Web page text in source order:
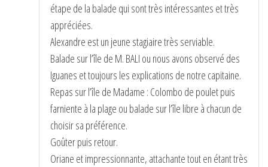
étape de la balade qui sont très intéressantes et très
appréciées.
Alexandre est un jeune stagiaire très serviable.
Balade sur l’île de M. BALI ou nous avons observé des
Iguanes et toujours les explications de notre capitaine.
Repas sur l’île de Madame : Colombo de poulet puis
farniente à la plage ou balade sur l’île libre à chacun de
choisir sa préférence.
Goûter puis retour.
Oriane et impressionnante, attachante tout en étant très